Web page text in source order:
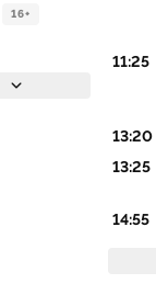
16+
11:25
13:20
13:25
14:55